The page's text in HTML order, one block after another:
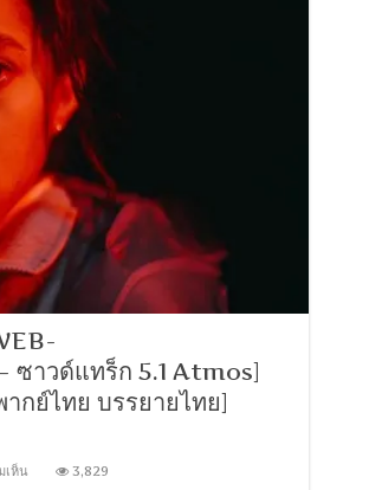
รนิน
เดอะ
มัมมี่
[เสียง
5.1.Atmos
พากย์
ไทย
DD+
5.1
Master
แท้.]
[บรรยาย:
ไทย-
Master]
[MKV]
[MASTER]
ซาวด์แทร็ก 5.1 Atmos]
กย์ไทย บรรยายไทย]
เห็นบน
3,829